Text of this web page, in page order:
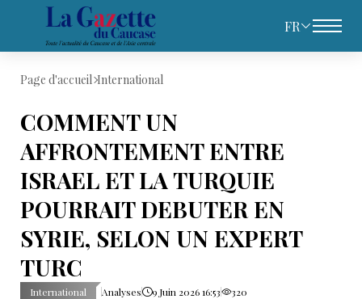
FR
Page d'accueil International
COMMENT UN
AFFRONTEMENT ENTRE
ISRAEL ET LA TURQUIE
POURRAIT DEBUTER EN
SYRIE, SELON UN EXPERT
TURC
International Analyses 9 Juin 2026 16:53 320